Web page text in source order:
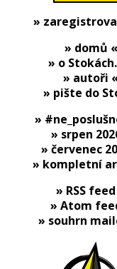
»
» domů «
» o
» autoři
» pište do
»
» srpen
» červenec
» kompletní
» RSS
» Atom
» souhrn